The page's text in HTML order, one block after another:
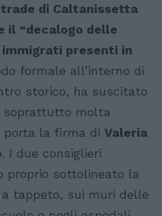
di Caltanissetta
il “decalogo delle
immigrati presenti in
formale all’interno di
storico, ha suscitato
soprattutto molta
porta la firma di Valeria
. I due consiglieri
proprio sottolineato la
tappeto, sui muri delle